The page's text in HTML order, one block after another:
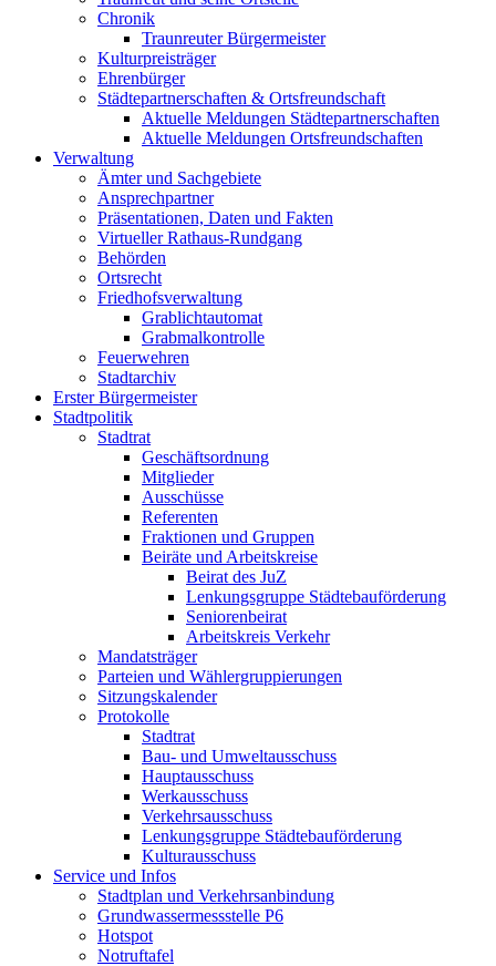
Chronik
Traunreuter Bürgermeister
Kulturpreisträger
Ehrenbürger
Städtepartnerschaften & Ortsfreundschaft
Aktuelle Meldungen Städtepartnerschaften
Aktuelle Meldungen Ortsfreundschaften
Verwaltung
Ämter und Sachgebiete
Ansprechpartner
Präsentationen, Daten und Fakten
Virtueller Rathaus-Rundgang
Behörden
Ortsrecht
Friedhofsverwaltung
Grablichtautomat
Grabmalkontrolle
Feuerwehren
Stadtarchiv
Erster Bürgermeister
Stadtpolitik
Stadtrat
Geschäftsordnung
Mitglieder
Ausschüsse
Referenten
Fraktionen und Gruppen
Beiräte und Arbeitskreise
Beirat des JuZ
Lenkungsgruppe Städtebauförderung
Seniorenbeirat
Arbeitskreis Verkehr
Mandatsträger
Parteien und Wählergruppierungen
Sitzungskalender
Protokolle
Stadtrat
Bau- und Umweltausschuss
Hauptausschuss
Werkausschuss
Verkehrsausschuss
Lenkungsgruppe Städtebauförderung
Kulturausschuss
Service und Infos
Stadtplan und Verkehrsanbindung
Grundwassermessstelle P6
Hotspot
Notruftafel